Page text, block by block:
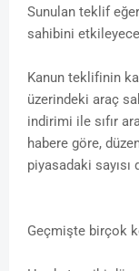
Sunulan teklif
sahibini
Kanun teklifinin
üzerindeki araç
indirimi ile sıfır
habere göre,
piyasadaki sayısı
Geçmişte birçok